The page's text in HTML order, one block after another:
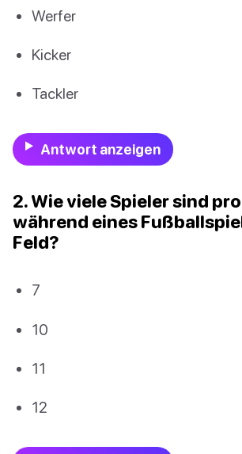
Werfer
Kicker
Tackler
Antwort anzeigen
2. Wie viele Spieler sind
während eines
Feld?
7
10
11
12